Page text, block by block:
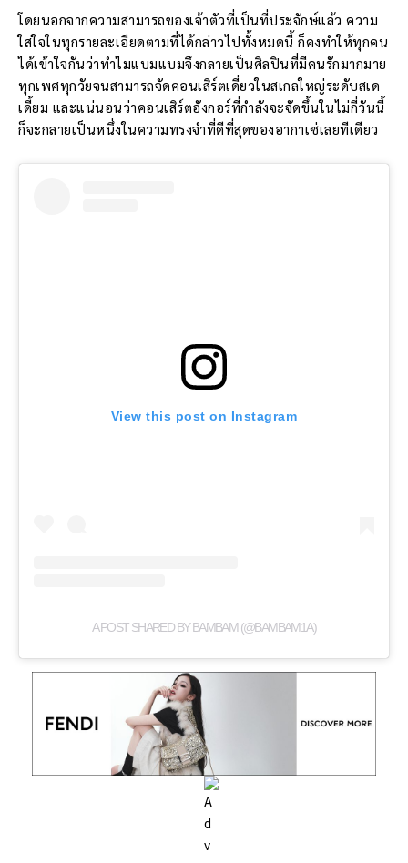
โดยนอกจากความสามารถของเจ้าตัวที่เป็นที่ประจักษ์แล้ว ความ
ใส่ใจในทุกรายละเอียดตามที่ได้กล่าวไปทั้งหมดนี้ ก็คงทำให้ทุกคน
ได้เข้าใจกันว่าทำไมแบมแบมจึงกลายเป็นศิลปินที่มีคนรักมากมาย
ทุกเพศทุกวัยจนสามารถจัดคอนเสิร์ตเดี่ยวในสเกลใหญ่ระดับสเด
เดี้ยม และแน่นอนว่าคอนเสิร์ตอังกอร์ที่กำลังจะจัดขึ้นในไม่กี่วันนี้
ก็จะกลายเป็นหนึ่งในความทรงจำที่ดีที่สุดของอากาเซ่เลยทีเดียว
View this post on Instagram
A POST SHARED BY BAMBAM (@BAMBAM1A)